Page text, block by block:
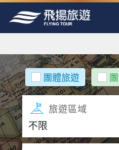
團體旅遊
旅遊區域